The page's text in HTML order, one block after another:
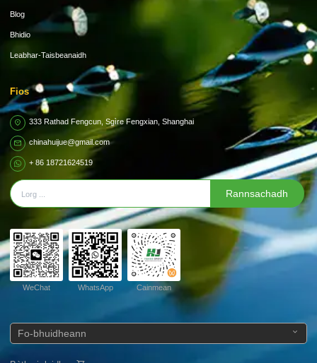
Blog
Bhidio
Leabhar-Taisbeanaidh
Fios
333 Rathad Fengcun, Sgìre Fengxian, Shanghai
chinahuijue@gmail.com
+ 86 18721624519
Rannsachadh
WeChat WhatsApp Cainmean
Fo-bhuidheann